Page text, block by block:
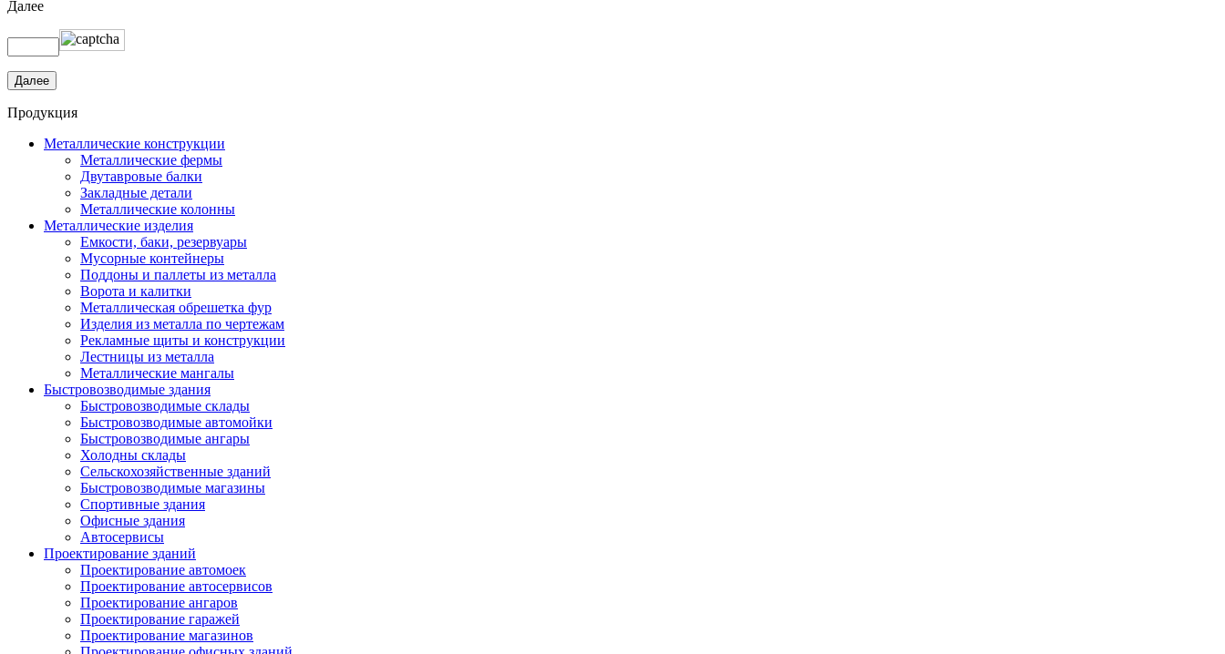
Далее
Продукция
Металлические конструкции
Металлические фермы
Двутавровые балки
Закладные детали
Металлические колонны
Металлические изделия
Емкости, баки, резервуары
Мусорные контейнеры
Поддоны и паллеты из металла
Ворота и калитки
Металлическая обрешетка фур
Изделия из металла по чертежам
Рекламные щиты и конструкции
Лестницы из металла
Металлические мангалы
Быстровозводимые здания
Быстровозводимые склады
Быстровозводимые автомойки
Быстровозводимые ангары
Холодны склады
Сельскохозяйственные зданий
Быстровозводимые магазины
Спортивные здания
Офисные здания
Автосервисы
Проектирование зданий
Проектирование автомоек
Проектирование автосервисов
Проектирование ангаров
Проектирование гаражей
Проектирование магазинов